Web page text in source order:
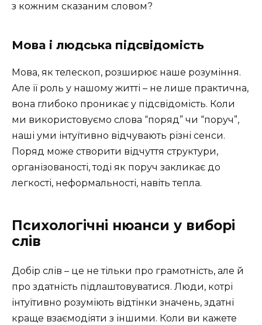
з кожним сказаним словом?
Мова і людська підсвідомість
Мова, як телескоп, розширює наше розуміння.
Але її роль у нашому житті – не лише практична,
вона глибоко проникає у підсвідомість. Коли
ми використовуємо слова “поряд” чи “поруч”,
наші уми інтуїтивно відчувають різні сенси.
Поряд може створити відчуття структури,
організованості, тоді як поруч закликає до
легкості, неформальності, навіть тепла.
Психологічні нюанси у виборі
слів
Добір слів – це не тільки про грамотність, але й
про здатність підлаштовуватися. Люди, котрі
інтуїтивно розуміють відтінки значень, здатні
краще взаємодіяти з іншими. Коли ви кажете